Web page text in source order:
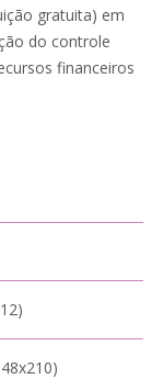
gratuita) em
do controle
financeiros